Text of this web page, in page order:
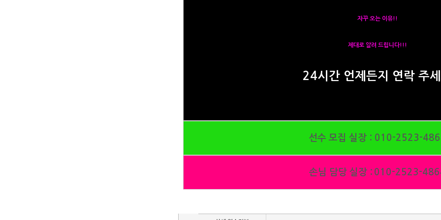
자꾸 오는 이유!!
제대로 알려 드립니다!!!
24시간 언제든지 연락 주
선수 모집 실장 : 010-2523-
손님 담당 실장 : 010-2523-